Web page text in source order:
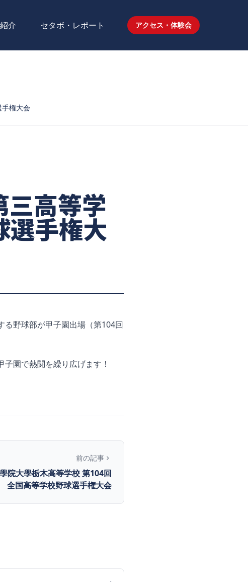
介 セタボ・レポート アクセス・体験会
権大会
高等学
選手権大
る野球部が甲子園出場（第104回
園で熱闘を繰り広げます！
前の記事
院大學栃木高等学校 第104回
全国高等学校野球選手権大会